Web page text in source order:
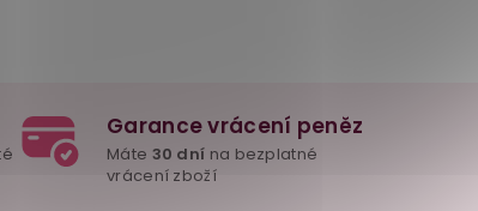
Garance vrácení peněz
Máte 30 dní na bezplatné
vrácení zboží